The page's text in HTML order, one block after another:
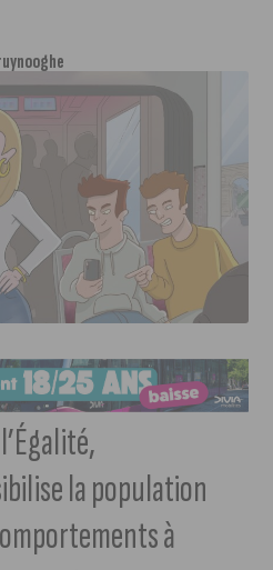
la population
à